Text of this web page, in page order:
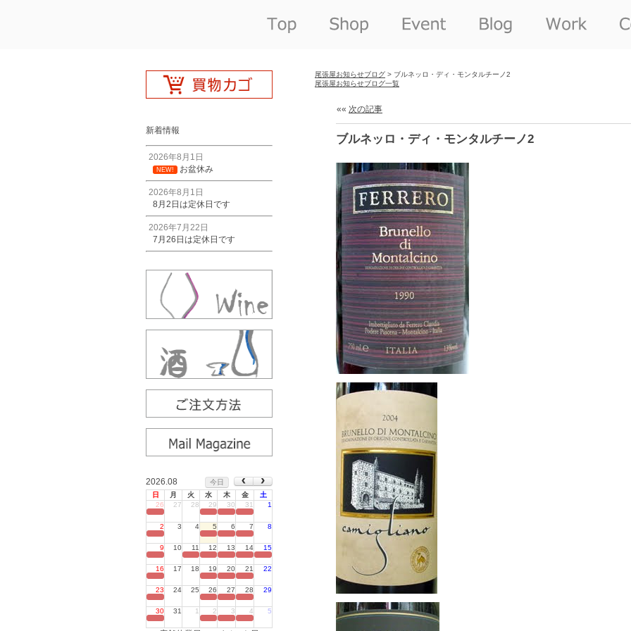
新着情報
2026年8月1日
NEW! お盆休み
2026年8月1日
8月2日は定休日です
2026年7月22日
7月26日は定休日です
2026.08
今日
日
月 火 水 木 金
土
26
27 28 29 30 31 1
2 3 4 5 6 7 8
9 10 11 12 13 14 15
16 17 18 19 20 21 22
23 24 25 26 27 28 29
30 31 1 2 3 4 5
尾張屋お知らせブログ > ブルネッロ・ディ・モンタルチーノ2
尾張屋お知らせブログ一覧
«« 次の記事
ブルネッロ・ディ・モンタルチーノ2